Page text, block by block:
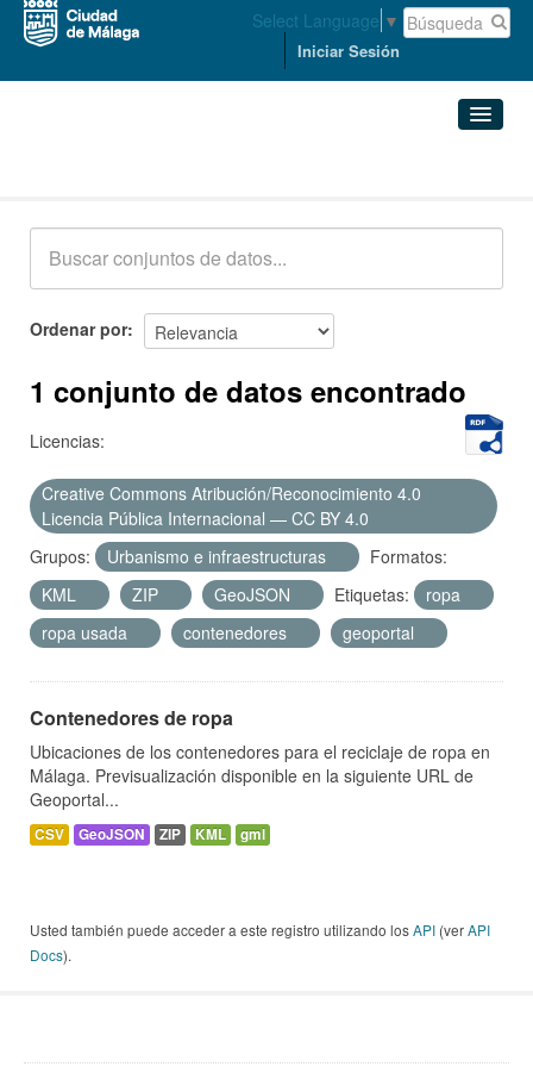
Select Language ▼
Iniciar Sesión
Acerca de
Ordenar por
1 conjunto de datos encontrado
Licencias:
Creative Commons Atribución/Reconocimiento 4.0
Licencia Pública Internacional — CC BY 4.0
Grupos:
Urbanismo e infraestructuras
Formatos:
KML
ZIP GeoJSON Etiquetas:
ropa
ropa usada
contenedores geoportal
Contenedores de ropa
Ubicaciones de los contenedores para el reciclaje de ropa en
Málaga. Previsualización disponible en la siguiente URL de
Geoportal...
CSV GeoJSON ZIP KML gml
Usted también puede acceder a este registro utilizando losAPI (verAPI
Docs).